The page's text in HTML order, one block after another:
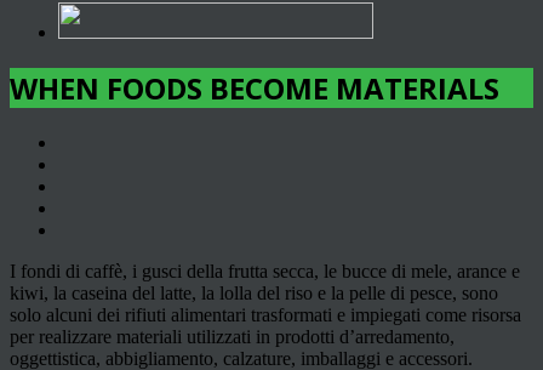
WHEN FOODS BECOME MATERIALS
I fondi di caffè, i gusci della frutta secca, le bucce di mele, arance e
kiwi, la caseina del latte, la lolla del riso e la pelle di pesce, sono
solo alcuni dei rifiuti alimentari trasformati e impiegati come risorsa
per realizzare materiali utilizzati in prodotti d’arredamento,
oggettistica, abbigliamento, calzature, imballaggi e accessori.